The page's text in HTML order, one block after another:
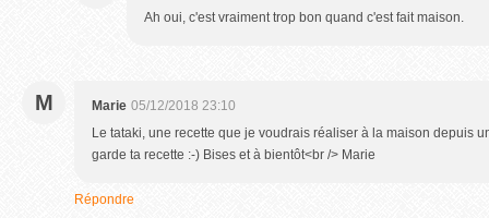
Ah oui, c'est vraiment trop bon quand c'est fait maison.
M Marie 05/12/2018 23:10
Le tataki, une recette que je voudrais réaliser à la maison depuis
garde ta recette :-) Bises et à bientôt<br /> Marie
Répondre